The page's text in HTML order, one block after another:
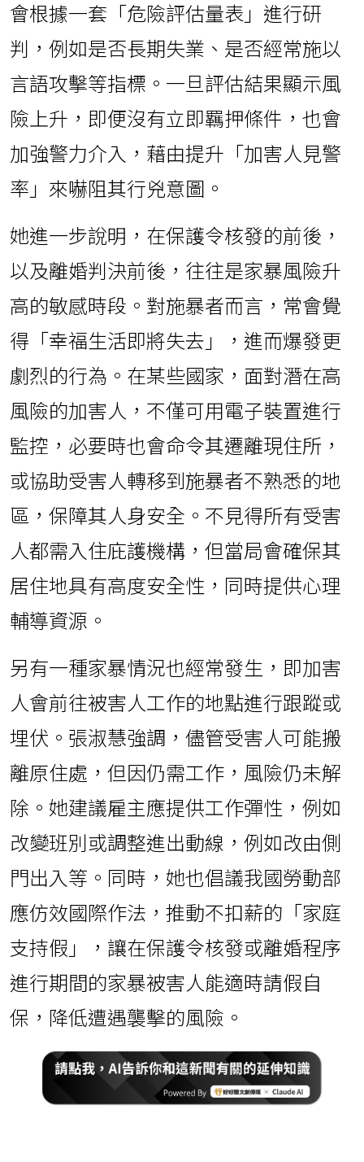
會根據一套「危險評估量表」進行研
判，例如是否長期失業、是否經常施以
言語攻擊等指標。一旦評估結果顯示風
險上升，即便沒有立即羈押條件，也會
加強警力介入，藉由提升「加害人見警
率」來嚇阻其行兇意圖。
她進一步說明，在保護令核發的前後，
以及離婚判決前後，往往是家暴風險升
高的敏感時段。對施暴者而言，常會覺
得「幸福生活即將失去」，進而爆發更
劇烈的行為。在某些國家，面對潛在高
風險的加害人，不僅可用電子裝置進行
監控，必要時也會命令其遷離現住所，
或協助受害人轉移到施暴者不熟悉的地
區，保障其人身安全。不見得所有受害
人都需入住庇護機構，但當局會確保其
居住地具有高度安全性，同時提供心理
輔導資源。
另有一種家暴情況也經常發生，即加害
人會前往被害人工作的地點進行跟蹤或
埋伏。張淑慧強調，儘管受害人可能搬
離原住處，但因仍需工作，風險仍未解
除。她建議雇主應提供工作彈性，例如
改變班別或調整進出動線，例如改由側
門出入等。同時，她也倡議我國勞動部
應仿效國際作法，推動不扣薪的「家庭
支持假」，讓在保護令核發或離婚程序
進行期間的家暴被害人能適時請假自
保，降低遭遇襲擊的風險。